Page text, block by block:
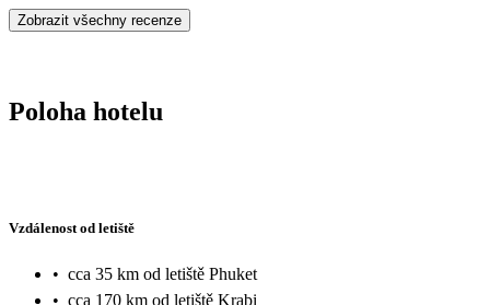
Zobrazit všechny recenze
Poloha hotelu
Vzdálenost od letiště
• cca 35 km od letiště Phuket
• cca 170 km od letiště Krabi